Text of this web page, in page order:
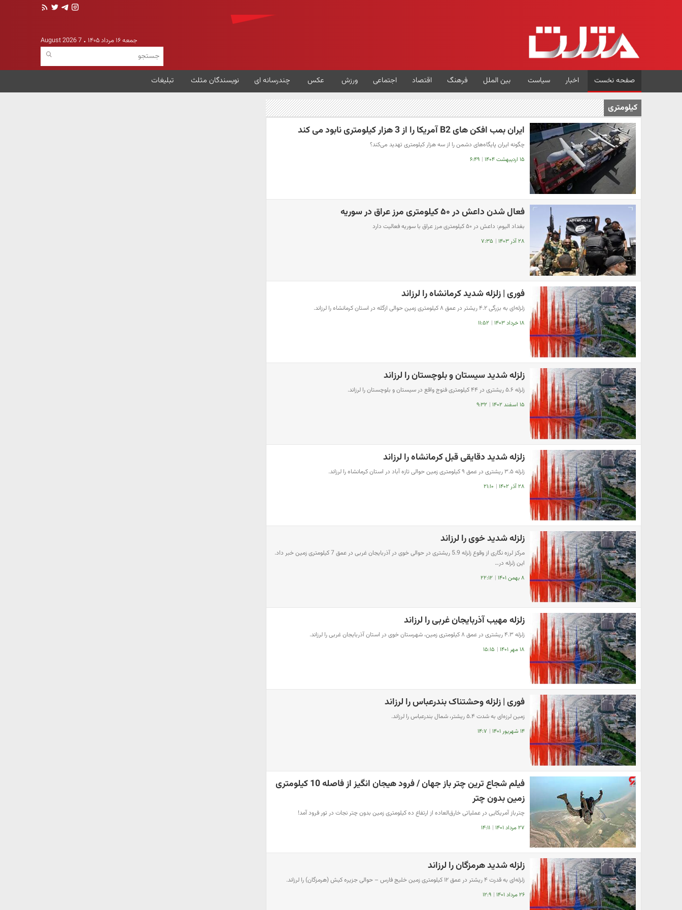
جمعه ۱۶ مرداد ۱۴۰۵ 7 August 2026
صفحه نخست اخبار سیاست بین الملل فرهنگ اقتصاد اجتماعی ورزش عکس چندرسانه ای نویسندگان مثلث تبلیغات
کیلومتری
ایران بمب افکن های B2 آمریکا را از 3 هزار کیلومتری نابود می کند
چگونه ایران پایگاه‌های دشمن را از سه هزار کیلومتری تهدید می‌کند؟
۱۵ اردیبهشت ۱۴۰۴ | ۶:۴۹
فعال شدن داعش در ۵۰ کیلومتری مرز عراق در سوریه
بغداد الیوم: داعش در ۵۰ کیلومتری مرز عراق با سوریه فعالیت دارد
۲۸ آذر ۱۴۰۳ | ۷:۳۵
فوری | زلزله شدید کرمانشاه را لرزاند
زلزله‌ای به بزرگی ۴.۲ ریشتر در عمق ۸ کیلومتری زمین حوالی ازگله در استان کرمانشاه را لرزاند.
۱۸ خرداد ۱۴۰۳ | ۱۱:۵۲
زلزله شدید سیستان و بلوچستان را لرزاند
زلزله ۵.۶ ریشتری در ۴۴ کیلومتری فنوج واقع در سیستان و بلوچستان را لرزاند.
۱۵ اسفند ۱۴۰۲ | ۹:۳۲
زلزله شدید دقایقی قبل کرمانشاه را لرزاند
زلزله ۳.۵ ریشتری در عمق ۹ کیلومتری زمین حوالی تازه آباد در استان کرمانشاه را لرزاند.
۲۸ آذر ۱۴۰۲ | ۲۱:۱۰
زلزله شدید خوی را لرزاند
مرکز لرزه نگاری از وقوع زلزله 5.9 ریشتری در حوالی خوی در آذربایجان غربی در عمق 7 کیلومتری زمین خبر داد.
این زلزله در…
۸ بهمن ۱۴۰۱ | ۲۲:۱۲
زلزله مهیب آذربایجان غربی را لرزاند
زلزله ۴.۳ ریشتری در عمق ۸ کیلومتری زمین، شهرستان خوی در استان آذربایجان غربی را لرزاند.
۱۸ مهر ۱۴۰۱ | ۱۵:۱۵
فوری | زلزله وحشتناک بندرعباس را لرزاند
زمین لرزه‌ای به شدت ۵.۴ ریشتر، شمال بندرعباس را لرزاند.
۱۴ شهریور ۱۴۰۱ | ۱۴:۷
فیلم شجاع ترین چتر باز جهان / فرود هیجان انگیز از فاصله 10 کیلومتری
زمین بدون چتر
چترباز آمریکایی در عملیاتی خارق‌العاده از ارتفاع ده کیلومتری زمین بدون چتر نجات در تور فرود آمد!
۲۷ مرداد ۱۴۰۱ | ۱۴:۱۱
زلزله شدید هرمزگان را لرزاند
زلزله‌ای به قدرت ۴ ریشتر در عمق ۱۲ کیلومتری زمین خلیج فارس – حوالی جزیره کیش (هرمزگان) را لرزاند.
۲۶ مرداد ۱۴۰۱ | ۱۲:۹